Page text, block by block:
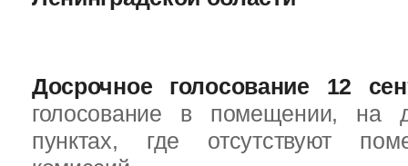
Досрочное голосование 12
голосование в помещении, на
пунктах, где отсутствуют